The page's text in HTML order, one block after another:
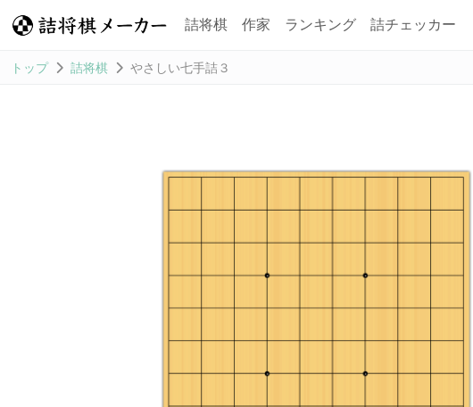
詰将棋 作家 ランキング 詰チェッカー
トップ 詰将棋 やさしい七手詰３